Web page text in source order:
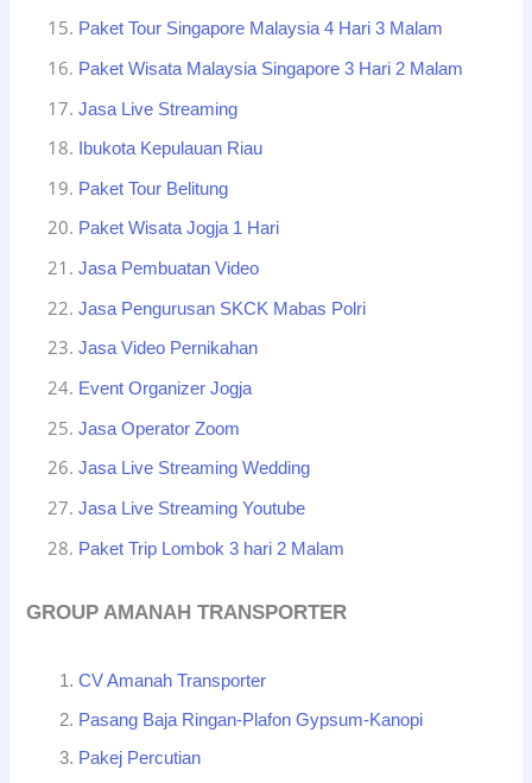
Paket Tour Singapore Malaysia 4 Hari 3 Malam
Paket Wisata Malaysia Singapore 3 Hari 2 Malam
Jasa Live Streaming
Ibukota Kepulauan Riau
Paket Tour Belitung
Paket Wisata Jogja 1 Hari
Jasa Pembuatan Video
Jasa Pengurusan SKCK Mabas Polri
Jasa Video Pernikahan
Event Organizer Jogja
Jasa Operator Zoom
Jasa Live Streaming Wedding
Jasa Live Streaming Youtube
Paket Trip Lombok 3 hari 2 Malam
GROUP AMANAH TRANSPORTER
CV Amanah Transporter
Pasang Baja Ringan-Plafon Gypsum-Kanopi
Pakej Percutian